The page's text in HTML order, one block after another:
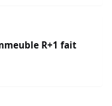
R+1 fait